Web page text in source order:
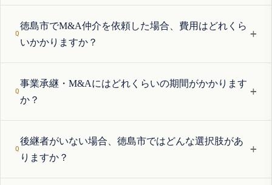
徳島市でM&A仲介を依頼した場合、費用はどれくら
いかかりますか？
+
事業承継・M&Aにはどれくらいの期間がかかります
か？
+
後継者がいない場合、徳島市ではどんな選択肢があ
りますか？
+